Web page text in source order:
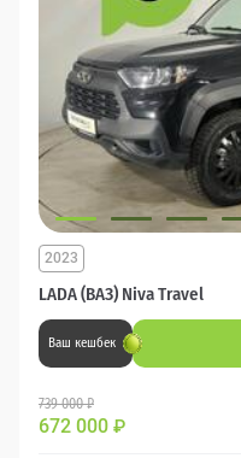
LADA (ВАЗ) Niva Travel
2023
Ваш кешбек
739 000 ₽
672 000 ₽